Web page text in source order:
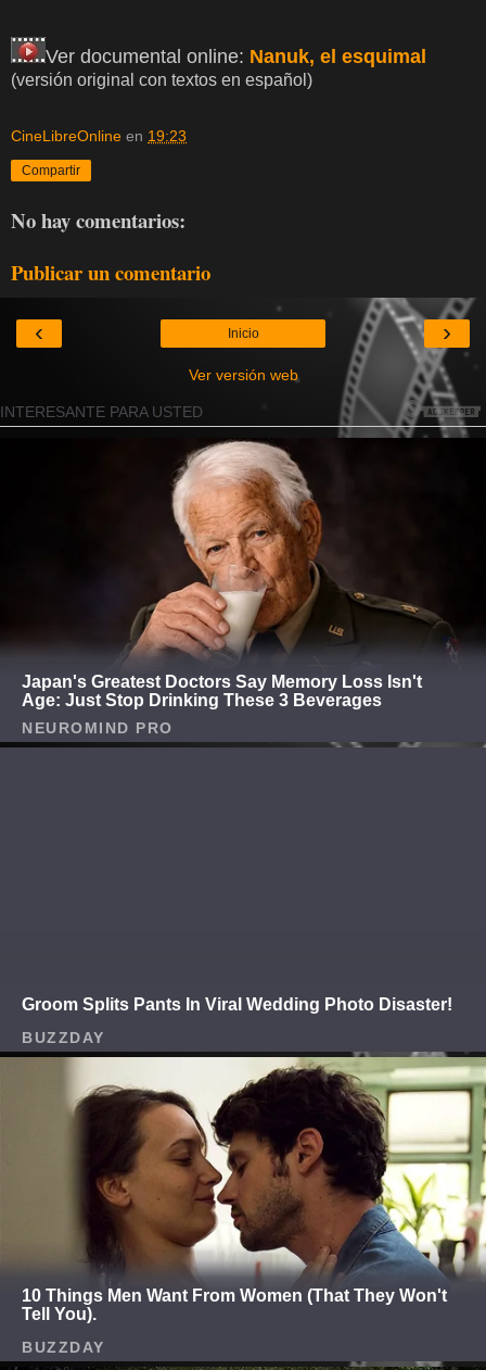
Ver documental online: Nanuk, el esquimal
(versión original con textos en español)
CineLibreOnline en 19:23
Compartir
No hay comentarios:
Publicar un comentario
‹ ›
Inicio
Ver versión web